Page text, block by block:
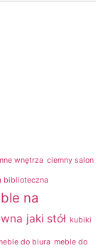
wnętrza ciemny salon
biblioteczna
na
jaki stół kubiki
do biura meble do